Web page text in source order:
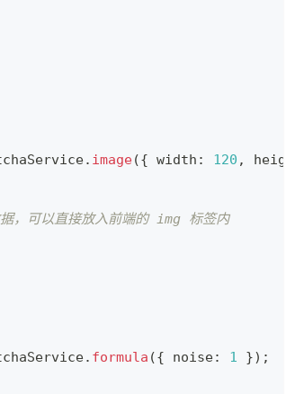
. image({ width : 120 , height
可以直接放入前端的 img 标签内
. formula ({ noise: 1 }) ;